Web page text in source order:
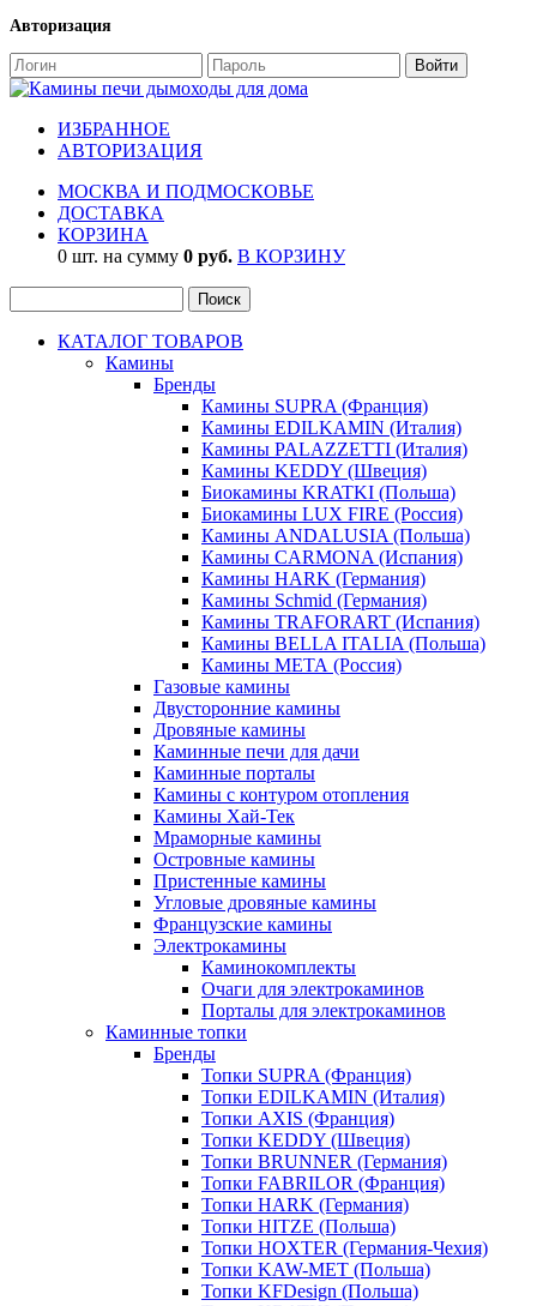
Авторизация
ИЗБРАННОЕ
АВТОРИЗАЦИЯ
МОСКВА И ПОДМОСКОВЬЕ
ДОСТАВКА
КОРЗИНА
0 шт. на сумму 0 руб. В КОРЗИНУ
КАТАЛОГ ТОВАРОВ
Камины
Бренды
Камины SUPRA (Франция)
Камины EDILKAMIN (Италия)
Камины PALAZZETTI (Италия)
Камины KEDDY (Швеция)
Биокамины KRATKI (Польша)
Биокамины LUX FIRE (Россия)
Камины ANDALUSIA (Польша)
Камины CARMONA (Испания)
Камины HARK (Германия)
Камины Schmid (Германия)
Камины TRAFORART (Испания)
Камины BELLA ITALIA (Польша)
Камины МЕТА (Россия)
Газовые камины
Двусторонние камины
Дровяные камины
Каминные печи для дачи
Каминные порталы
Камины с контуром отопления
Камины Хай-Тек
Мраморные камины
Островные камины
Пристенные камины
Угловые дровяные камины
Французские камины
Электрокамины
Каминокомплекты
Очаги для электрокаминов
Порталы для электрокаминов
Каминные топки
Бренды
Топки SUPRA (Франция)
Топки EDILKAMIN (Италия)
Топки AXIS (Франция)
Топки KEDDY (Швеция)
Топки BRUNNER (Германия)
Топки FABRILOR (Франция)
Топки HARK (Германия)
Топки HITZE (Польша)
Топки HOXTER (Германия-Чехия)
Топки KAW-MET (Польша)
Топки KFDesign (Польша)